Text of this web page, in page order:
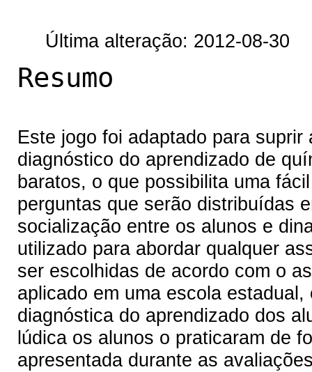
Última alteração: 2012-08-30
Resumo
Este jogo foi adaptado para
diagnóstico do aprendizado de
baratos, o que possibilita uma
perguntas que serão distribuídas
socialização entre os alunos e
utilizado para abordar qualquer
ser escolhidas de acordo com o
aplicado em uma escola
diagnóstica do aprendizado dos
lúdica os alunos o praticaram de
apresentada durante as